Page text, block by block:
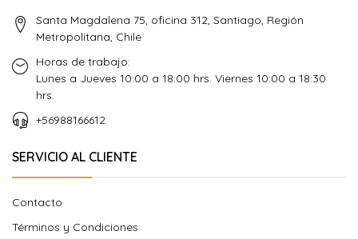
Santa Magdalena 75, oficina 312, Santiago, Región
Metropolitana, Chile
Horas de trabajo:
Lunes a Jueves 10:00 a 18:00 hrs. Viernes 10:00 a 18:30
hrs.
+56988166612
SERVICIO AL CLIENTE
Contacto
Términos y Condiciones